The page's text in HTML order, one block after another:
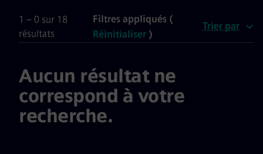
1 – 0 sur 18
résultats
Filtres appliqués (
Réinitialiser )
Trier par
Aucun résultat ne
correspond à votre
recherche.